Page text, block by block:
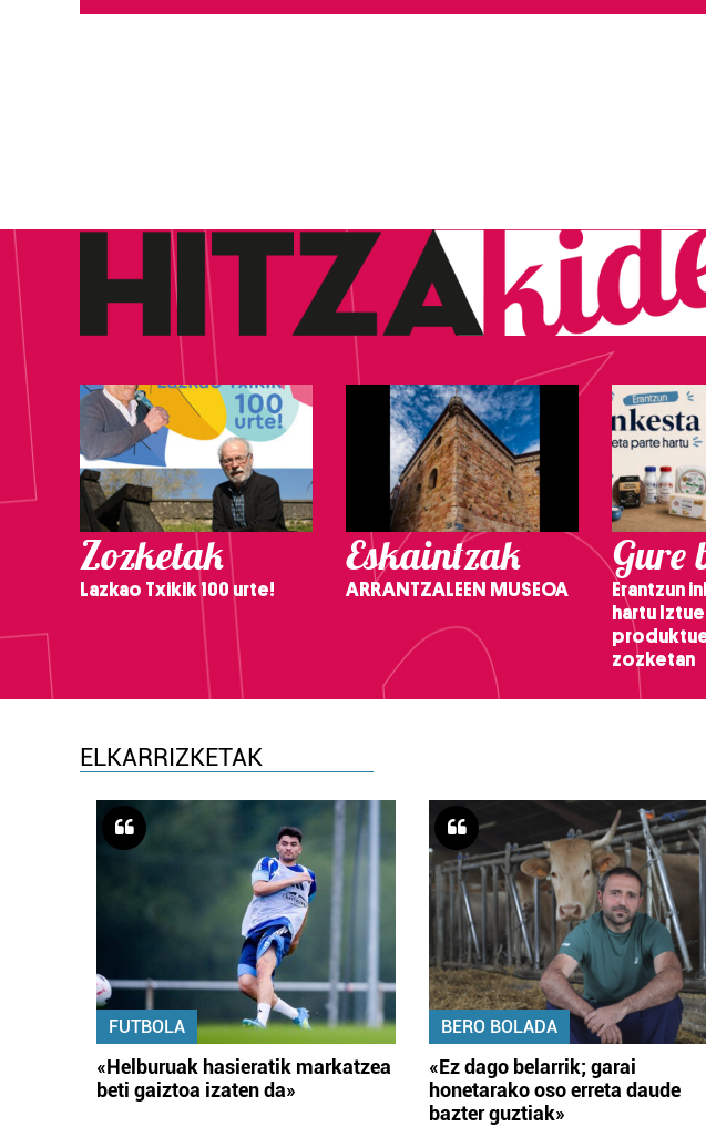
Zozketak
Lazkao Txikik 100 urte!
Eskaintzak
ARRANTZALEEN MUSEOA
Gure
Erantzun
hartu
zozketan
ELKARRIZKETAK
FUTBOLA
«Helburuak hasieratik markatzea
beti gaiztoa izaten da»
BERO BOLADA
«Ez dago belarrik; garai
honetarako oso erreta daude
bazter guztiak»